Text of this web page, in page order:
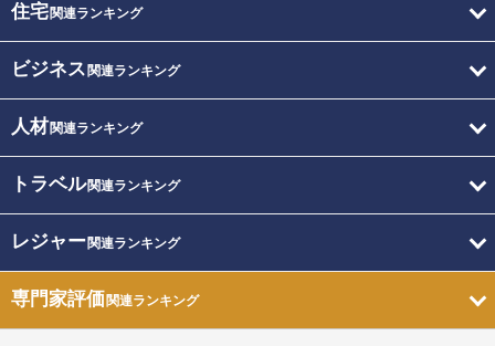
住宅関連ランキング
ビジネス 関連ランキング
人材関連ランキング
トラベル関連ランキング
レジャー関連ランキング
専門家評価関連ランキング